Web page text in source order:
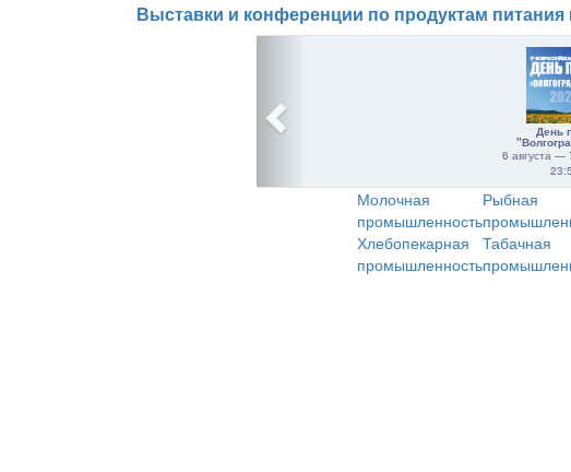
Выставки и конференции по продуктам
День
6 августа —
Молочная
промышленность
Рыбная
Хлебопекарная
промышленность
Табачная